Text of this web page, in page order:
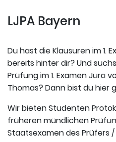
LJPA Bayern
Du hast die Klausuren im 1.
bereits hinter dir? Und
Prüfung im 1. Examen Jura
Thomas? Dann bist du hier
Wir bieten Studenten
früheren mündlichen
Staatsexamen des Prüfers